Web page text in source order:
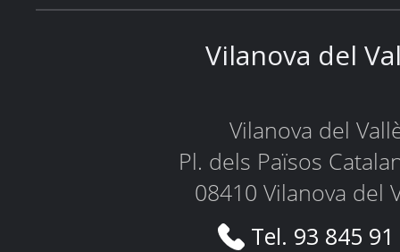
Vilanova del
Vilanova del
Pl. dels Països
08410 Vilanova del
Tel. 93 845